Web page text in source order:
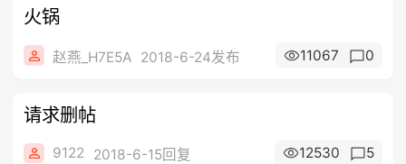
火锅
赵燕_H7E5A 2018-6-24发布 11067 0
请求删帖
9122 2018-6-15回复 12530 5